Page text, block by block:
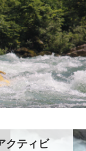
クティビ